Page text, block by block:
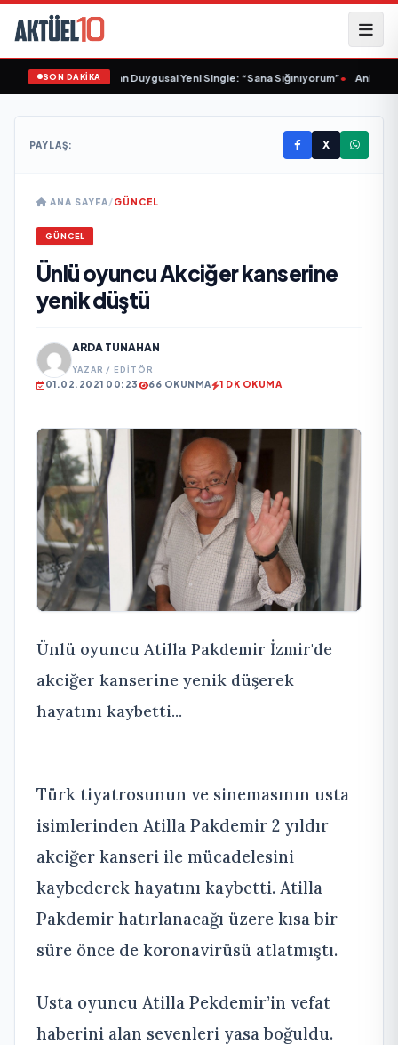
SON DAKİKA
Sinem Yalçınkaya’dan Duygusal Yeni Single: “Sana Sığınıyorum”•
PAYLAŞ: X
ANA SAYFA/GÜNCEL
GÜNCEL
Ünlü oyuncu Akciğer kanserine
yenik düştü
ARDA TUNAHAN
YAZAR / EDITÖR
01.02.2021 00:23 66 OKUNMA 1 DK OKUMA
Ünlü oyuncu Atilla Pakdemir İzmir'de
akciğer kanserine yenik düşerek
hayatını kaybetti...
Türk tiyatrosunun ve sinemasının usta
isimlerinden Atilla Pakdemir 2 yıldır
akciğer kanseri ile mücadelesini
kaybederek hayatını kaybetti. Atilla
Pakdemir hatırlanacağı üzere kısa bir
süre önce de koronavirüsü atlatmıştı.
Usta oyuncu Atilla Pekdemir’in vefat
haberini alan sevenleri yasa boğuldu.